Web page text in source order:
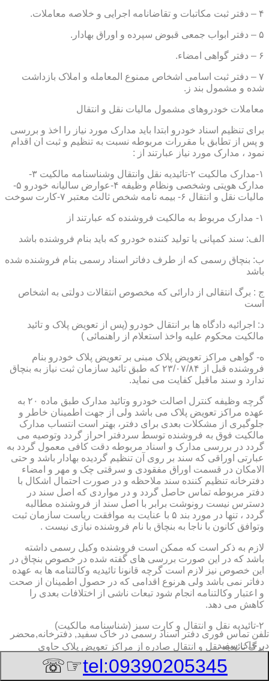
۴ – دفتر ثبت مکاتبات و تقاضانامه اجرایی و خلاصه معاملات.
۵ – دفتر ابواب جمعی قبوض سپرده و اوراق بهادار.
۶ – دفتر گواهی امضاء.
۷ – دفتر ثبت اسامی اشخاص ممنوع المعامله و املاک بازداشت
شده و مشمول بند ز.
معاملات خودروهای مشمول مالیات نقل و انتقال
برای تنظیم اسناد خودرو ابتدا باید مدارک مورد نیاز را اخذ و بررسی
و پس از تطابق با مقررات مربوطه نسبت به تنظیم و ثبت ان اقدام
نمود ، مدارک مورد نیاز عبارتند از :
۱-مدارک مالکیت ۲-تائیدیه نقل وانتقال وشناسنامه مالکیت ۳-
مدارک هویتی وشخصی ونظام وظیفه ۴-عوارض سالیانه خودرو ۵-
مالیات نقل و انتقال ۶- بیمه نامه شخص ثالث معتبر ۷-کارت سوخت
۱- مدارک مربوط به مالکیت فروشنده که عبارتند از
الف: سند کمپانی یا تولید کننده خودرو که باید بنام فروشنده باشد
ب: بنچاق رسمی که از طرف دفاتر اسناد رسمی بنام فروشنده شده
باشد
ج : برگ انتقالی از دارائی که مخصوص انتقالات دولتی به اشخاص
است
د: اجرائیه دادگاه ها بر انتقال خودرو (پس از تعویض پلاک و تائید
مالکیت محکوم علیه واخذ استعلام از راهنمائی )
ه- گواهی مراکز تعویض پلاک مبنی بر تعویض پلاک خودرو بنام
فروشنده قبل از ۲۳/۰۷/۸۴ که طبق تائید سازمان ثبت نیاز به بنچاق
ندارد و سند ماقبل کفایت می نماید.
گرچه وظیفه کنترل اصالت خودرو وتائید مدارک طبق ماده ۲۰ به
عهده مراکز تعویض پلاک می باشد ولی از جهت اطمینان خاطر و
جلوگیری از مشکلات بعدی برای دفتر، بهتر است انتساب مدارک
مالکیت فوق به فروشنده توسط سردفتر احراز گردد وتوصیه می
گردد در بررسی مدارک و اسناد مربوطه دقت کافی معمول گردد به
عبارتی اوراقی که سند بر روی آن تنظیم گردیده بهادار باشد و حتی
الامکان در قسمت اوراق مفقودی و سرقتی چک و مهر و امضاء
دفترخانه تنظیم کننده سند ملاحظه و در صورت احتمال اشکال با
دفتر مربوطه تماس حاصل گردد و در مواردی که اصل سند در
دسترس نیست رونوشت برابر با اصل سند از فروشنده مطالبه
گردد ، تنها در مورد بند ۵ با عنایت به موافقت ریاست سازمان ثبت
وتوافق کانون با ناجا به بنچاق با نام فروشنده نیازی نیست .
لازم به ذکر است که ممکن است فروشنده وکیل رسمی داشته
باشد که در این صورت بررسی های گفته شده در خصوص بنچاق در
این خصوص نیز لازم است گرچه قانونا تائیدیه وکالتنامه ها به عهده
دفاتر نمی باشد ولی هرنوع اقدامی که در حصول اطمینان از صحت
و اعتبار وکالتنامه انجام شود تبعات ناشی از اختلافات بعدی را
کاهش می دهد.
۲-تائیدیه نقل و انتقال و کارت سبز (شناسنامه مالکیت)
برگ تائیدیه نقل و انتقال صادره از مراکز تعویض پلاک حاوی
مشخصات کامل خودرو اعم از نوع ، سیستم ، مدل ، رنگ ، شماره
تلفن تماس فوری دفتر اسناد رسمی در خاک سفید, دفترخانه,محضر
در خاک سفید
tel:09390205345
☞☏